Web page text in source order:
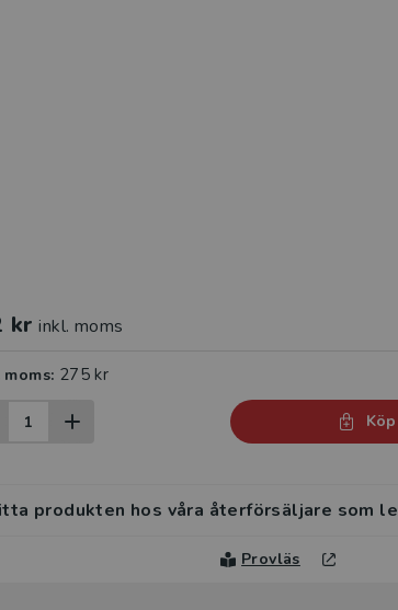
kr inkl. moms
moms: 275 kr
Köp
produkten hos våra återförsäljare som
Provläs